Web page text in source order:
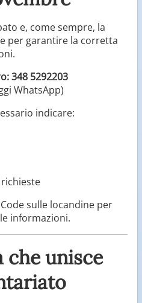
e, come sempre, la
per garantire la corretta
348 5292203
WhatsApp)
indicare:
sulle locandine per
informazioni.
che unisce